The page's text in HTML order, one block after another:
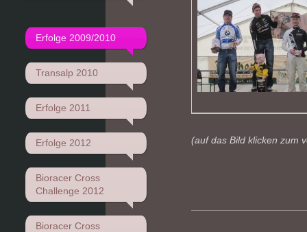
Erfolge 2009/2010
Transalp 2010
Erfolge 2011
Erfolge 2012
Bioracer Cross
Challenge 2012
Bioracer Cross
(auf das Bild klicken zum